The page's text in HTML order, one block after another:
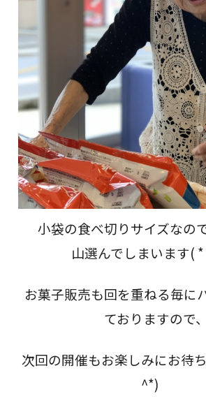
小袋の食べ切りサイズなの
山選んでしまいます(
お菓子販売も回を重ねる毎に
ておりますので、
次回の開催もお楽しみにお待
^*)